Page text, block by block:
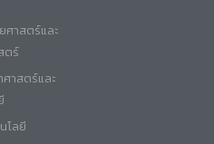
ศาสตร์และ
ตร์
าสตร์และ
โลยี